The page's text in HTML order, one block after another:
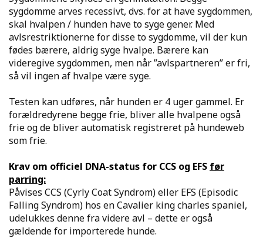
sygdomme arves recessivt, dvs. for at have sygdommen,
skal hvalpen / hunden have to syge gener. Med
avlsrestriktionerne for disse to sygdomme, vil der kun
fødes bærere, aldrig syge hvalpe. Bærere kan
videregive sygdommen, men når ”avlspartneren” er fri,
så vil ingen af hvalpe være syge.
Testen kan udføres, når hunden er 4 uger gammel. Er
forældredyrene begge frie, bliver alle hvalpene også
frie og de bliver automatisk registreret på hundeweb
som frie.
Krav om officiel DNA-status for CCS og EFS før
parring:
Påvises CCS (Cyrly Coat Syndrom) eller EFS (Episodic
Falling Syndrom) hos en Cavalier king charles spaniel,
udelukkes denne fra videre avl – dette er også
gældende for importerede hunde.